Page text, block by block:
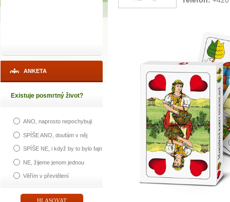
ANKETA
Existuje posmrtný život?
ANO, naprosto nepochybuji
SPÍŠE ANO, doufám v něj
SPÍŠE NE, i když by to bylo fajn
NE, žijeme jenom jednou
Věřím v převtělení